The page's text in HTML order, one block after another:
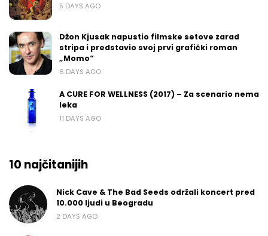
5 DAYS AGO
Džon Kjusak napustio filmske setove zarad
stripa i predstavio svoj prvi grafički roman
„Momo“
6 DAYS AGO
A CURE FOR WELLNESS (2017) – Za scenario nema
leka
11 DAYS AGO
10 najčitanijih
Nick Cave & The Bad Seeds održali koncert pred
10.000 ljudi u Beogradu
2 DAYS AGO